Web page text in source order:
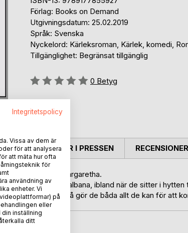
Förlag: Books on Demand
Utgivningsdatum: 25.02.2019
Språk: Svenska
Nyckelord: Kärleksroman, Kärlek, komedi,
Tillgänglighet: Begränsat tillgänglig
Betyg::
0 Betyg
och Fantastiska Margaretha.
Berg- och dalbana, ibland när de sitter i hytten
spårar ur ibland så gör de båda allt de kan för att
KOMMENTARER I PRESSEN RECENSIONER
Integritetspolicy
Vissa av dem är
för att analysera
att mäta hur ofta
för
användning av
enheter. Vi
på
eller
inställning
ditt